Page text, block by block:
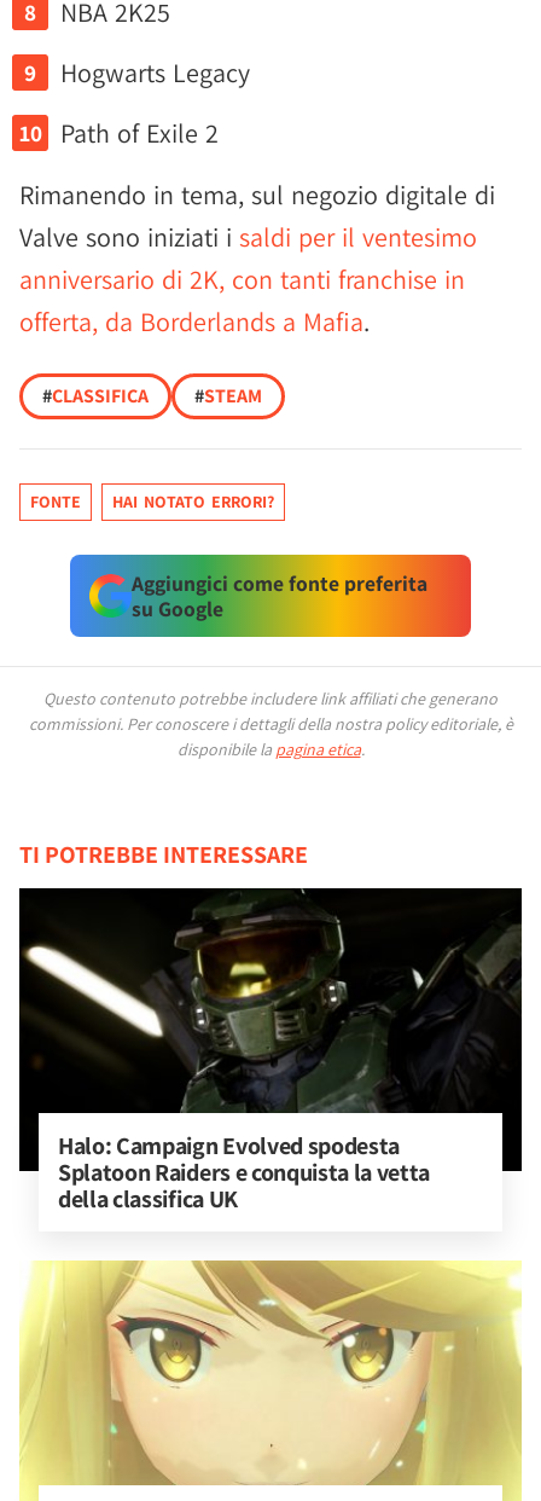
NBA 2K25
Hogwarts Legacy
Path of Exile 2
Rimanendo in tema, sul negozio digitale di
Valve sono iniziati i saldi per il ventesimo
anniversario di 2K, con tanti franchise in
offerta, da Borderlands a Mafia.
#CLASSIFICA #STEAM
FONTE HAI NOTATO ERRORI?
Aggiungici come fonte preferita
su Google
Questo contenuto potrebbe includere link affiliati che generano
commissioni. Per conoscere i dettagli della nostra policy editoriale, è
disponibile la pagina etica.
TI POTREBBE INTERESSARE
Halo: Campaign Evolved spodesta
Splatoon Raiders e conquista la vetta
della classifica UK